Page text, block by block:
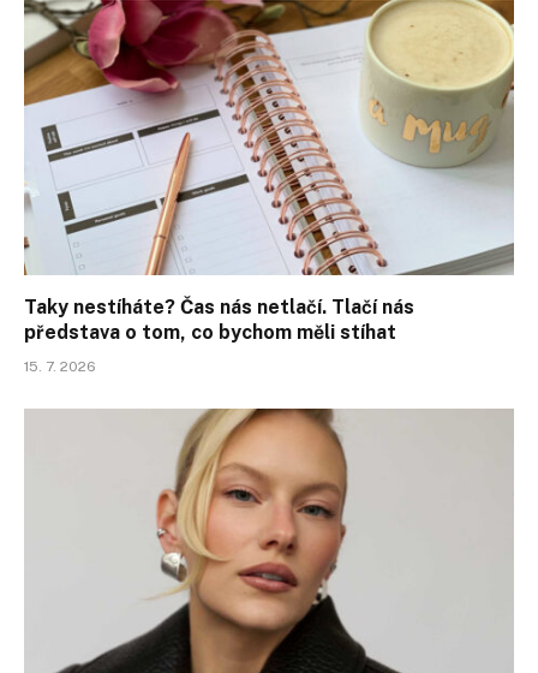
Taky nestíháte? Čas nás netlačí. Tlačí nás
představa o tom, co bychom měli stíhat
15. 7. 2026